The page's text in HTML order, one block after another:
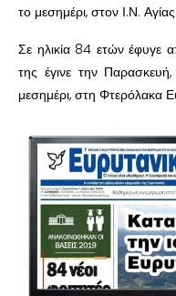
το μεσημέρι, στον Ι.Ν.
Σε ηλικία 84 ετών
της έγινε την
μεσημέρι, στη Φτερόλακα